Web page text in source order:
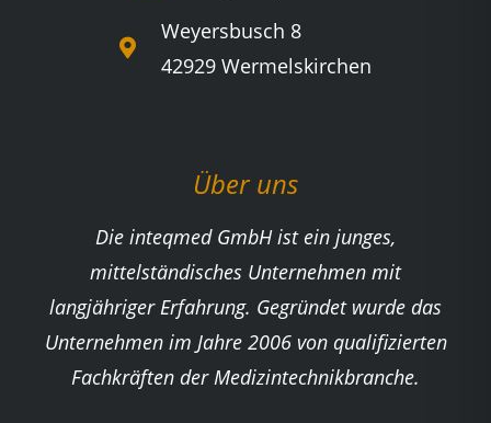
Weyersbusch 8
42929 Wermelskirchen
Über uns
Die inteqmed GmbH ist ein junges,
mittelständisches Unternehmen mit
langjähriger Erfahrung. Gegründet wurde das
Unternehmen im Jahre 2006 von qualifizierten
Fachkräften der Medizintechnikbranche.